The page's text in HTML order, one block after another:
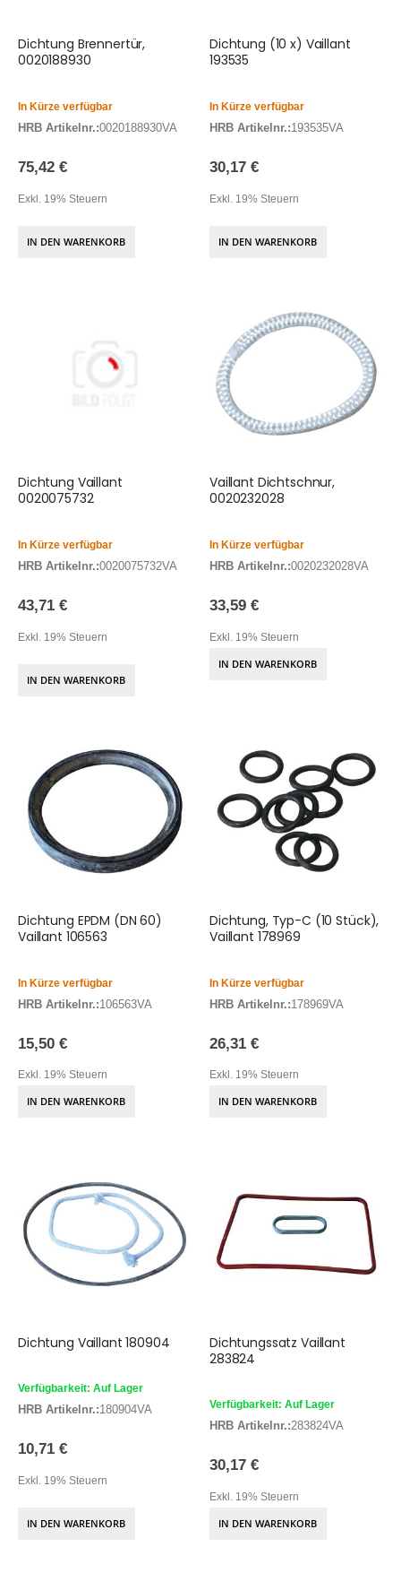
Dichtung Brennertür,
0020188930
In Kürze verfügbar
HRB Artikelnr.:0020188930VA
75,42 €
Exkl. 19% Steuern
IN DEN WARENKORB
Dichtung (10 x) Vaillant
193535
In Kürze verfügbar
HRB Artikelnr.:193535VA
30,17 €
Exkl. 19% Steuern
IN DEN WARENKORB
Dichtung Vaillant
0020075732
In Kürze verfügbar
HRB Artikelnr.:0020075732VA
43,71 €
Exkl. 19% Steuern
IN DEN WARENKORB
Vaillant Dichtschnur,
0020232028
In Kürze verfügbar
HRB Artikelnr.:0020232028VA
33,59 €
Exkl. 19% Steuern
IN DEN WARENKORB
Dichtung EPDM (DN 60)
Vaillant 106563
In Kürze verfügbar
HRB Artikelnr.:106563VA
15,50 €
Exkl. 19% Steuern
IN DEN WARENKORB
Dichtung, Typ-C (10 Stück),
Vaillant 178969
In Kürze verfügbar
HRB Artikelnr.:178969VA
26,31 €
Exkl. 19% Steuern
IN DEN WARENKORB
Dichtung Vaillant 180904
Verfügbarkeit: Auf Lager
HRB Artikelnr.:180904VA
10,71 €
Exkl. 19% Steuern
IN DEN WARENKORB
Dichtungssatz Vaillant
283824
Verfügbarkeit: Auf Lager
HRB Artikelnr.:283824VA
30,17 €
Exkl. 19% Steuern
IN DEN WARENKORB